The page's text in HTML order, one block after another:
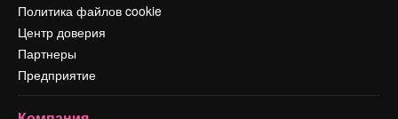
Политика файлов cookie
Центр доверия
Партнеры
Предприятие